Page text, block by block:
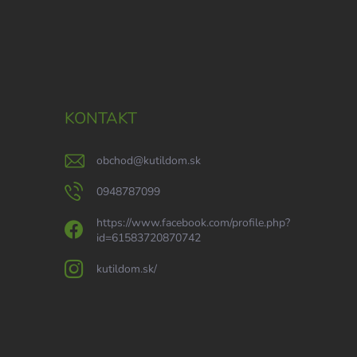
KONTAKT
obchod@kutildom.sk
0948787099
https://www.facebook.com/profile.php?
id=61583720870742
kutildom.sk/